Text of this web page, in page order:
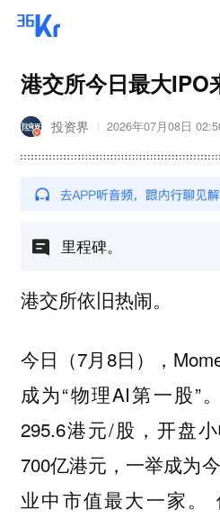
港交所今日最大IPO
投资界 2026年07月08日
里程碑。
港交所依旧热闹。
今日（7月8日），
成为“物理AI第一股”
295.6港元/股，开盘
700亿港元，一举成为
业中市值最大一家。